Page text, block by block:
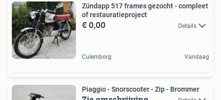
Zündapp 517 frames gezocht - compleet
of restauratieproject
€ 0,00 Details
Culemborg Vandaag
Piaggio - Snorscooter - Zip - Brommer